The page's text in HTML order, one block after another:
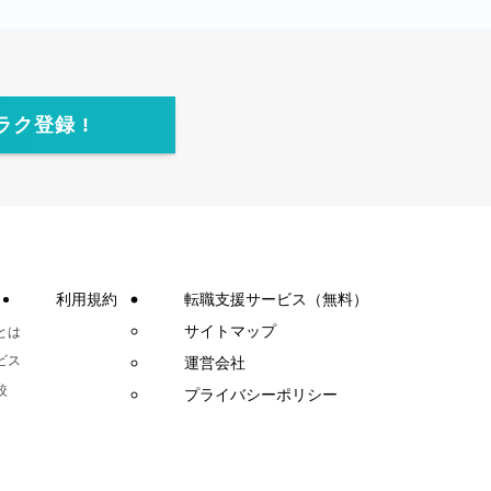
ク登録 !
は
ス
利用規約
転職支援サービス（無料）
サイトマップ
運営会社
プライバシーポリシー